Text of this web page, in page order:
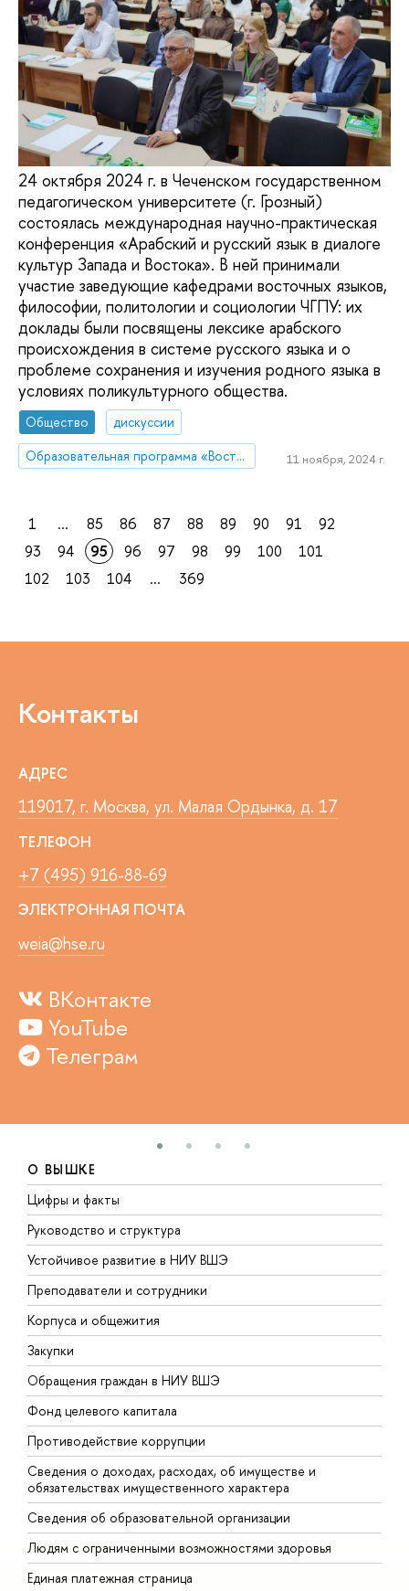
24 октября 2024 г. в Чеченском государственном
педагогическом университете (г. Грозный)
состоялась международная научно-практическая
конференция «Арабский и русский язык в диалоге
культур Запада и Востока». В ней принимали
участие заведующие кафедрами восточных языков,
философии, политологии и социологии ЧГПУ: их
доклады были посвящены лексике арабского
происхождения в системе русского языка и о
проблеме сохранения и изучения родного языка в
условиях поликультурного общества.
Общество
дискуссии
Образовательная программа «Востоковедение»
11 ноября, 2024 г.
1 ... 85 86 87 88 89 90 91
92
93
94 95 96 97 98 99 100
101
102
103 104 ... 369
Контакты
АДРЕС
119017, г. Москва, ул. Малая Ордынка, д. 17
ТЕЛЕФОН
+7 (495) 916-88-69
ЭЛЕКТРОННАЯ ПОЧТА
weia@hse.ru
ВКонтакте
YouTube
Телеграм
О ВЫШКЕ
Цифры и факты
Руководство и структура
Устойчивое развитие в НИУ ВШЭ
Преподаватели и сотрудники
Корпуса и общежития
Закупки
Обращения граждан в НИУ ВШЭ
Фонд целевого капитала
Противодействие коррупции
Сведения о доходах, расходах, об имуществе и
обязательствах имущественного характера
Сведения об образовательной организации
Людям с ограниченными возможностями здоровья
Единая платежная страница